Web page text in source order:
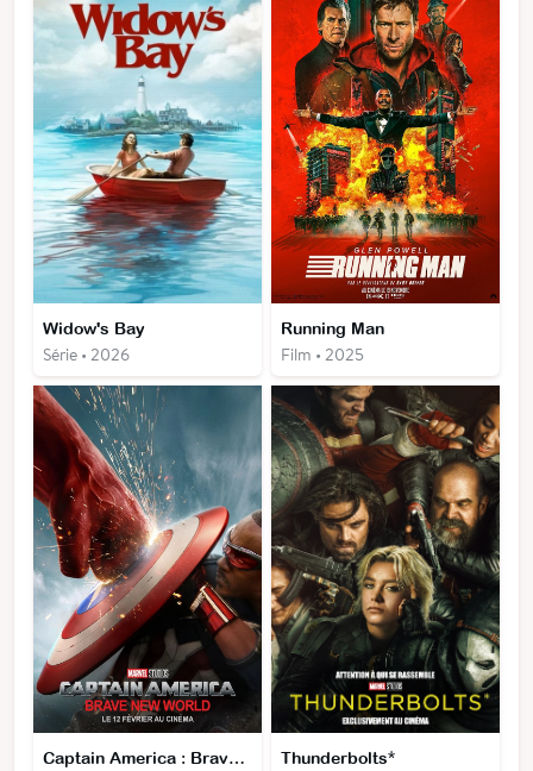
Widow's Bay
Série • 2026
Running Man
Film • 2025
Captain America : Brave New World Thunderbolts*